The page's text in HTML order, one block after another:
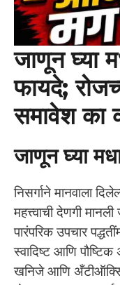
जाणून घ्या
फायदे;
समावेश का
जाणून घ्या
निसर्गाने मानवाला
महत्त्वाची देणगी
पारंपरिक उपचार
स्वादिष्ट आणि
खनिजे आणि